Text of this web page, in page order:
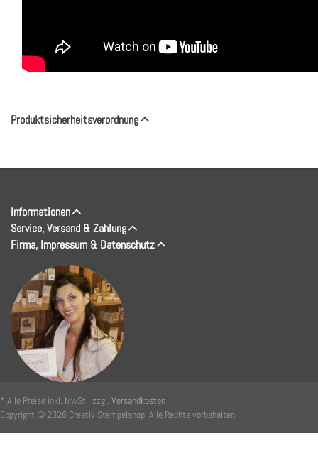
Produktsicherheitsverordnung
Informationen
Service, Versand & Zahlung
Firma, Impressum & Datenschutz
* Alle Preise inkl. MwSt., zzgl. Versandkosten
Copyright © 2026 Creativ Stempelshop. Alle Rechte vorbehalten.